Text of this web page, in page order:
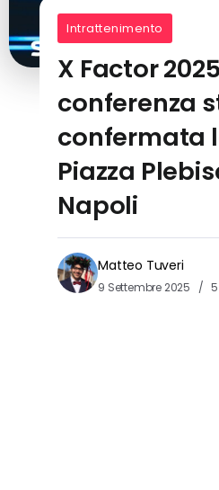
Intrattenimento
X Factor
conferenza
confermata
Piazza
Napoli
Matteo Tuveri
9 Settembre 2025